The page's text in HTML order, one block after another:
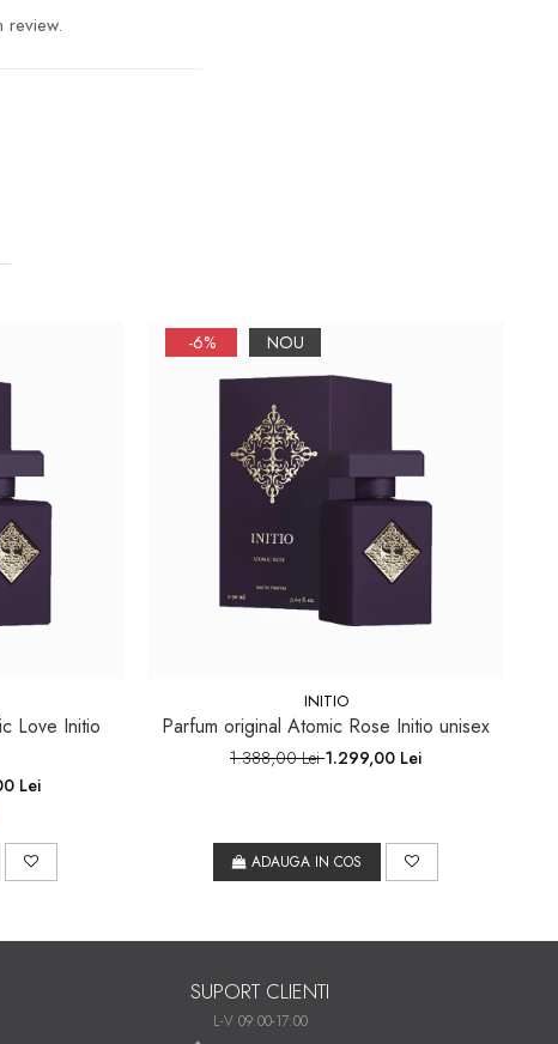
Love Initio
Lei
-6% NOU
INITIO
Parfum original Atomic Rose Initio unisex
1.388,00 Lei1.299,00 Lei
ADAUGA IN COS
SUPORT CLIENTI
L-V 09:00-17:00